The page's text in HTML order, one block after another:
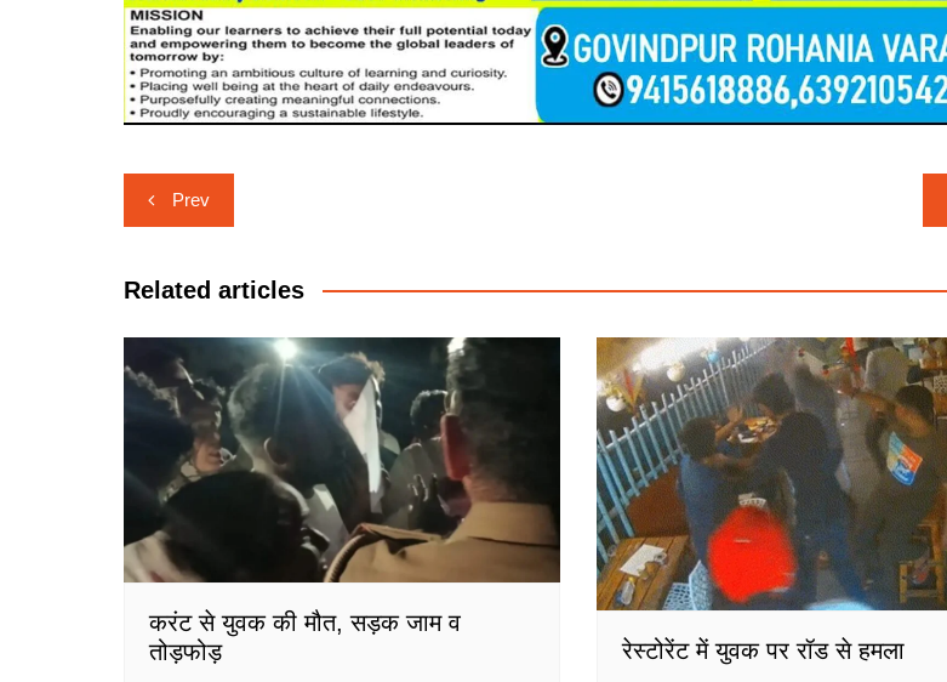
Post
navigation
Prev
Related articles
करंट से युवक की मौत, सड़क जाम व
तोड़फोड़
रेस्टोरेंट में युवक पर रॉड से हमला